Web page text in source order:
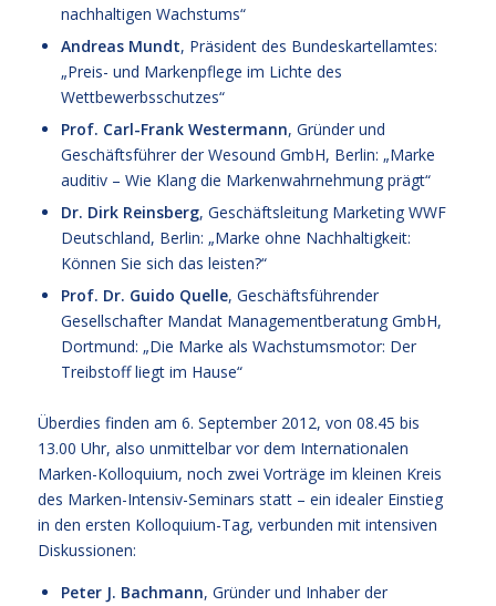
nachhaltigen Wachstums“
Andreas Mundt, Präsident des Bundeskartellamtes:
„Preis- und Markenpflege im Lichte des
Wettbewerbsschutzes“
Prof. Carl-Frank Westermann, Gründer und
Geschäftsführer der Wesound GmbH, Berlin: „Marke
auditiv – Wie Klang die Markenwahrnehmung prägt“
Dr. Dirk Reinsberg, Geschäftsleitung Marketing WWF
Deutschland, Berlin: „Marke ohne Nachhaltigkeit:
Können Sie sich das leisten?“
Prof. Dr. Guido Quelle, Geschäftsführender
Gesellschafter Mandat Managementberatung GmbH,
Dortmund: „Die Marke als Wachstumsmotor: Der
Treibstoff liegt im Hause“
Überdies finden am 6. September 2012, von 08.45 bis
13.00 Uhr, also unmittelbar vor dem Internationalen
Marken-Kolloquium, noch zwei Vorträge im kleinen Kreis
des Marken-Intensiv-Seminars statt – ein idealer Einstieg
in den ersten Kolloquium-Tag, verbunden mit intensiven
Diskussionen:
Peter J. Bachmann, Gründer und Inhaber der